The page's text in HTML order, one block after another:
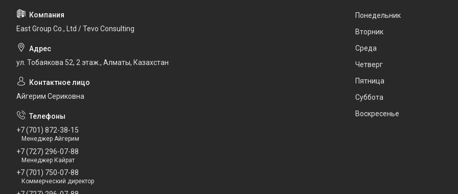
East Group Co., Ltd / Tevo Consulting
ул. Тобаякова 52, 2 этаж., Алматы, Казахстан
Айгерим Сериковна
+7 (701) 872-38-15
Менеджер Айгерим
+7 (727) 296-07-88
Менеджер Кайрат
+7 (701) 750-07-88
Коммерческий директор
Понедельник
Вторник
Среда
Четверг
Пятница
Суббота
Воскресенье